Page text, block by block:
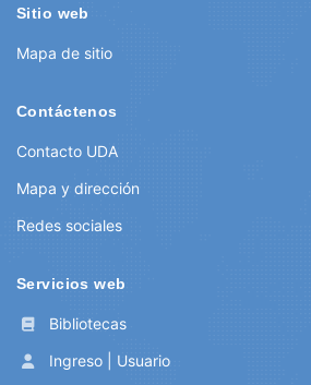
Sitio web
Mapa de sitio
Contáctenos
Contacto UDA
Mapa y dirección
Redes sociales
Servicios web
Bibliotecas
Ingreso | Usuario